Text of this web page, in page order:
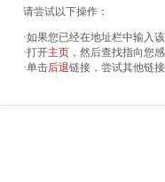
请尝试以下操作：
·如果您已经在地址栏中输入
·打开主页 ，然后查找指向您
·单击后退链接，尝试其他链